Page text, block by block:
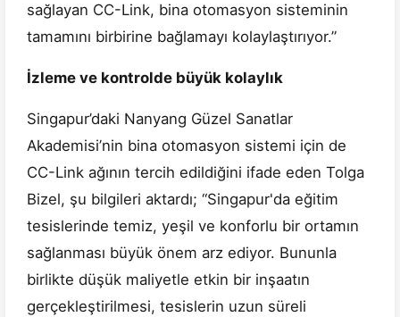
sağlayan CC-Link, bina otomasyon sisteminin
tamamını birbirine bağlamayı kolaylaştırıyor.”
İzleme ve kontrolde büyük kolaylık
Singapur’daki Nanyang Güzel Sanatlar
Akademisi’nin bina otomasyon sistemi için de
CC-Link ağının tercih edildiğini ifade eden Tolga
Bizel, şu bilgileri aktardı; “Singapur'da eğitim
tesislerinde temiz, yeşil ve konforlu bir ortamın
sağlanması büyük önem arz ediyor. Bununla
birlikte düşük maliyetle etkin bir inşaatın
gerçekleştirilmesi, tesislerin uzun süreli